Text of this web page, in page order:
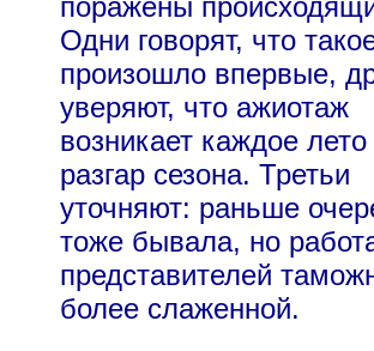
Одни говорят, что
произошло впервые,
уверяют, что ажиотаж
возникает каждое лето
разгар сезона. Третьи
уточняют: раньше
тоже бывала, но
представителей
более слаженной.